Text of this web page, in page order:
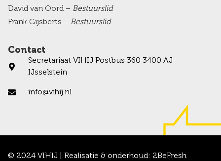
David van Oord – Bestuurslid
Frank Gijsberts – Bestuurslid
Contact
Secretariaat VIHIJ Postbus 360 3400 AJ
IJsselstein
info@vihij.nl
© 2024 VIHIJ | Realisatie & onderhoud: 2BeFresh